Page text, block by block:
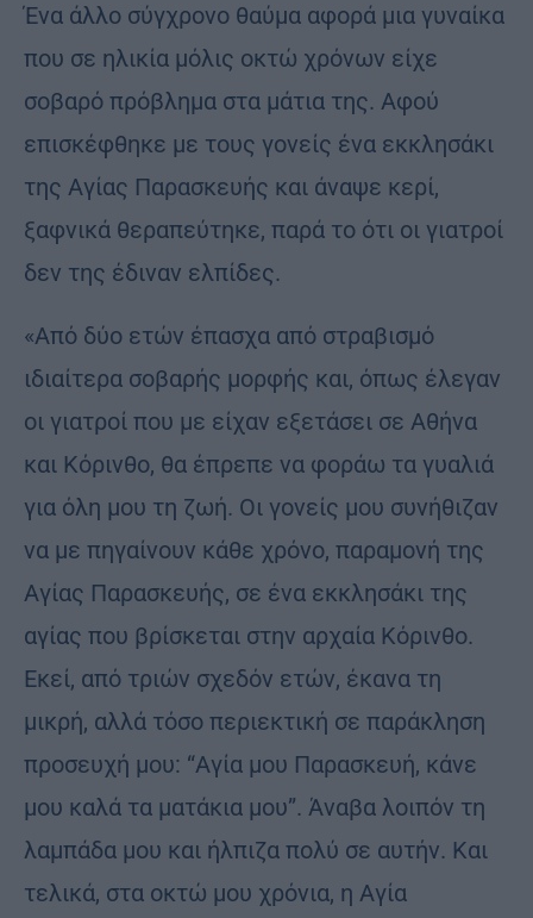
Ένα άλλο σύγχρονο θαύμα αφορά μια γυναίκα
που σε ηλικία μόλις οκτώ χρόνων είχε
σοβαρό πρόβλημα στα μάτια της. Αφού
επισκέφθηκε με τους γονείς ένα εκκλησάκι
της Αγίας Παρασκευής και άναψε κερί,
ξαφνικά θεραπεύτηκε, παρά το ότι οι γιατροί
δεν της έδιναν ελπίδες.
«Από δύο ετών έπασχα από στραβισμό
ιδιαίτερα σοβαρής μορφής και, όπως έλεγαν
οι γιατροί που με είχαν εξετάσει σε Αθήνα
και Κόρινθο, θα έπρεπε να φοράω τα γυαλιά
για όλη μου τη ζωή. Οι γονείς μου συνήθιζαν
να με πηγαίνουν κάθε χρόνο, παραμονή της
Αγίας Παρασκευής, σε ένα εκκλησάκι της
αγίας που βρίσκεται στην αρχαία Κόρινθο.
Εκεί, από τριών σχεδόν ετών, έκανα τη
μικρή, αλλά τόσο περιεκτική σε παράκληση
προσευχή μου: “Αγία μου Παρασκευή, κάνε
μου καλά τα ματάκια μου”. Άναβα λοιπόν τη
λαμπάδα μου και ήλπιζα πολύ σε αυτήν. Και
τελικά, στα οκτώ μου χρόνια, η Αγία